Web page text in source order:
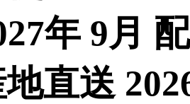
年 9月
地直送